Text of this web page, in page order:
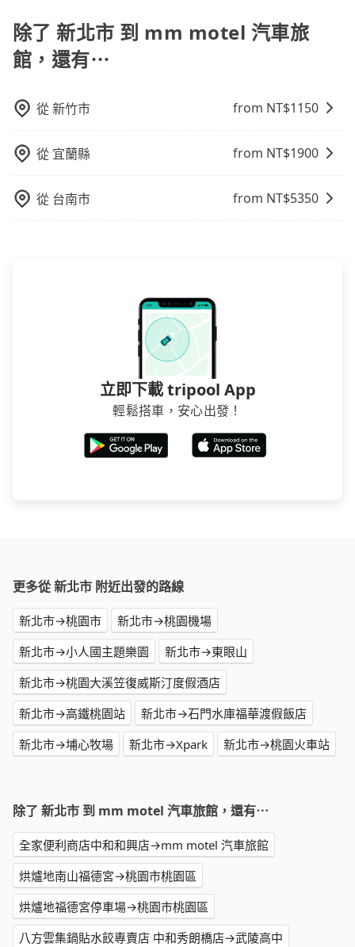
詢到具體的費用。
除了 新北市 到 mm motel 汽車旅
館，還有⋯
從新竹市 from NT$1150
從 宜蘭縣 from NT$1900
從 台南市 from NT$5350
立即下載 tripool App
輕鬆搭車，安心出發！
更多從 新北市 附近出發的路線
新北市→桃園市
新北市→桃園機場
新北市→小人國主題樂園
新北市→東眼山
新北市→桃園大溪笠復威斯汀度假酒店
新北市→高鐵桃園站
新北市→石門水庫福華渡假飯店
新北市→埔心牧場
新北市→Xpark 新北市→桃園火車站
除了 新北市 到 mm motel 汽車旅館，還有⋯
全家便利商店中和和興店→mm motel 汽車旅館
烘爐地南山福德宮→桃園市桃園區
烘爐地福德宮停車場→桃園市桃園區
八方雲集鍋貼水餃專賣店 中和秀朗橋店→武陵高中